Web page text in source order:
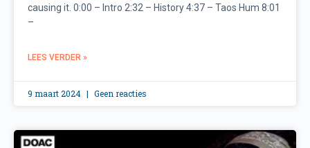
causing it. 0:00 – Intro 2:32 – History 4:37 – Taos Hum 8:01
–
LEES VERDER »
9 maart 2024 Geen reacties